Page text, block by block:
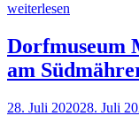
weiterlesen
Dorfmuseum
am
28. Juli 202028. Juli